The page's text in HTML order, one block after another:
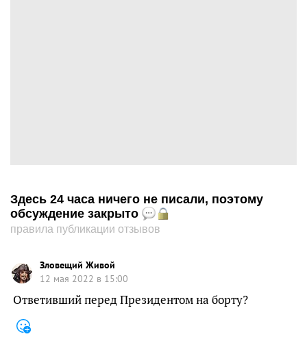
Здесь 24 часа ничего не писали, поэтому
обсуждение закрыто
правила публикации отзывов
Зловещий Живой
12 мая 2022 в 15:00
Ответивший перед Президентом на борту?